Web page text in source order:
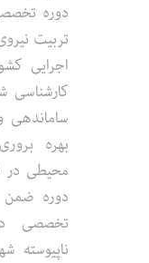
دوره
تربیت
اجرایی
کارشناسی
بهره
محیطی در
دوره ضمن
تخصصی
ناپیوسته